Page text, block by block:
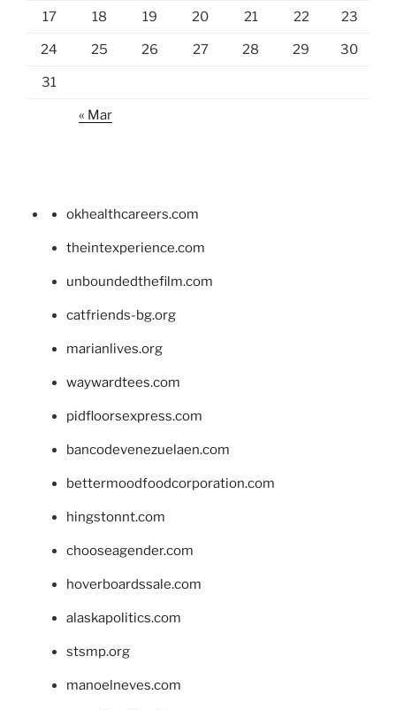
17 18 19 20 21 22 23
24 25 26 27 28 29 30
31
« Mar
okhealthcareers.com
theintexperience.com
unboundedthefilm.com
catfriends-bg.org
marianlives.org
waywardtees.com
pidfloorsexpress.com
bancodevenezuelaen.com
bettermoodfoodcorporation.com
hingstonnt.com
chooseagender.com
hoverboardssale.com
alaskapolitics.com
stsmp.org
manoelneves.com